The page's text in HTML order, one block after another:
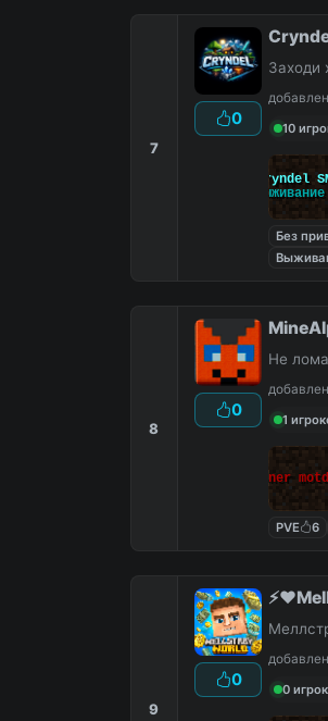
7
0
Заходи
10
ryndel S
ыживание
Без
8
0
Не
1
the minecraft feature that makes banner
PVE 6
9
0
0